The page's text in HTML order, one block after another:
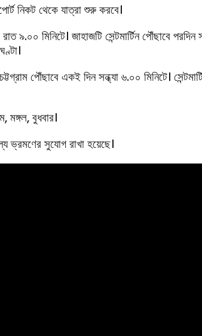
নিকট থেকে যাত্রা শুরু করবে।
৯.০০ মিনিটে। জাহাজটি সেন্টমার্টিন পৌঁছাবে পরদিন
পৌঁছাবে একই দিন সন্ধ্যা ৬.০০ মিনিটে।
মঙ্গল, বুধবার।
ভ্রমণের সুযোগ রাখা হয়েছে।